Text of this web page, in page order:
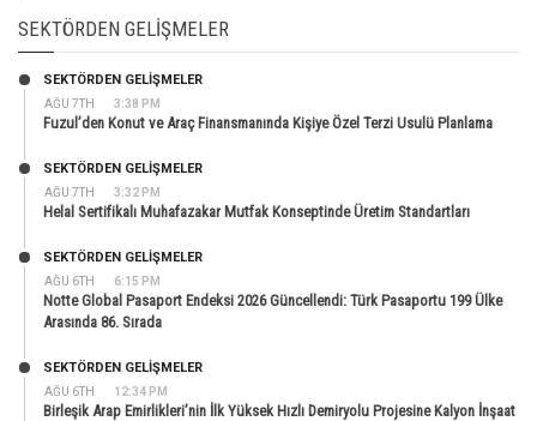
SEKTÖRDEN GELIŞMELER
AĞU 7TH 3:38 PM
SEKTÖRDEN GELIŞMELER
Fuzul’den Konut ve Araç Finansmanında Kişiye Özel Terzi Usulü Planlama
AĞU 7TH 3:32 PM
SEKTÖRDEN GELIŞMELER
Helal Sertifikalı Muhafazakar Mutfak Konseptinde Üretim Standartları
AĞU 6TH 6:15 PM
SEKTÖRDEN GELIŞMELER
Notte Global Pasaport Endeksi 2026 Güncellendi: Türk Pasaportu 199 Ülke
Arasında 86. Sırada
AĞU 6TH 12:34 PM
SEKTÖRDEN GELIŞMELER
Birleşik Arap Emirlikleri’nin İlk Yüksek Hızlı Demiryolu Projesine Kalyon İnşaat